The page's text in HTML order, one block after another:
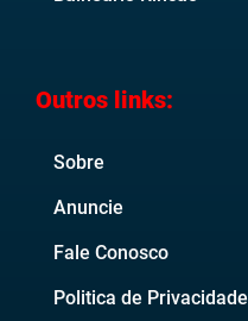
Outros links:
Sobre
Anuncie
Fale Conosco
Politica de Privacidade